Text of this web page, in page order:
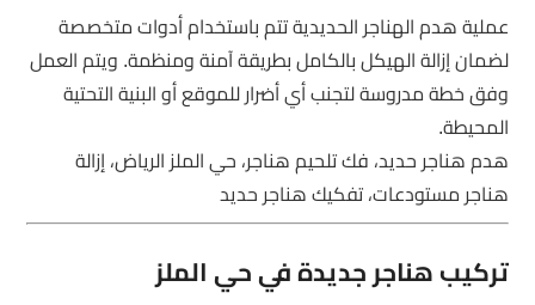
عملية هدم الهناجر الحديدية تتم باستخدام أدوات متخصصة
لضمان إزالة الهيكل بالكامل بطريقة آمنة ومنظمة. ويتم العمل
وفق خطة مدروسة لتجنب أي أضرار للموقع أو البنية التحتية
المحيطة.
هدم هناجر حديد، فك تلحيم هناجر، حي الملز الرياض، إزالة
هناجر مستودعات، تفكيك هناجر حديد
تركيب هناجر جديدة في حي الملز